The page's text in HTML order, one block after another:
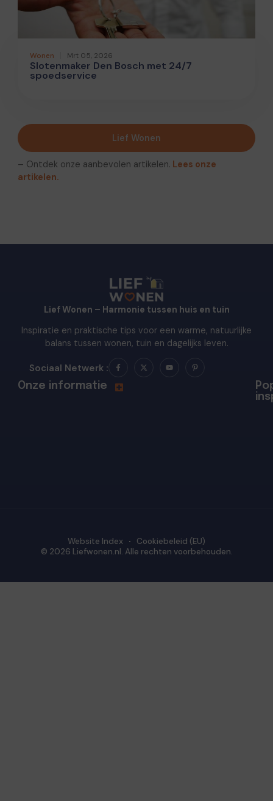
Wonen Mrt 05, 2026
Slotenmaker Den Bosch met 24/7
spoedservice
Lief Wonen
– Ontdek onze aanbevolen artikelen. Lees onze
artikelen.
Lief Wonen – Harmonie tussen huis en tuin
Inspiratie en praktische tips voor een warme, natuurlijke
balans tussen wonen, tuin en dagelijks leven.
Sociaal Netwerk :
Onze informatie
© 2026 Liefwonen.nl. Alle rechten voorbehouden.
Website Index Cookiebeleid (EU)